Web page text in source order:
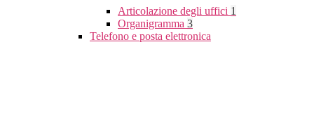
Articolazione degli uffici 1
Organigramma 3
Telefono e posta elettronica